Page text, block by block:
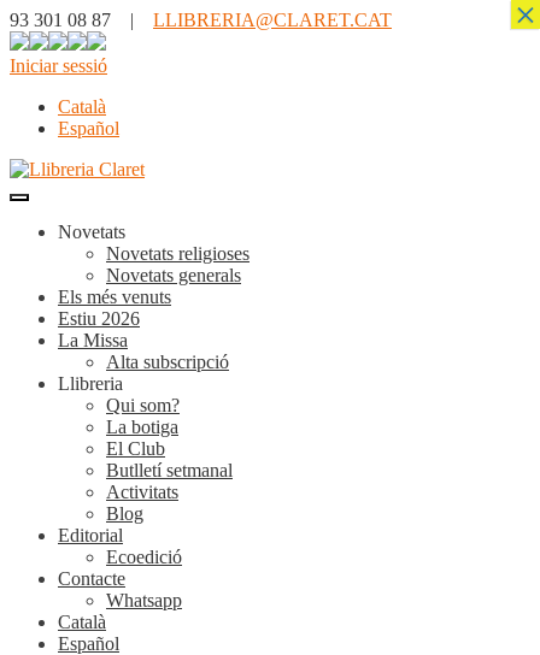
93 301 08 87 | LLIBRERIA@CLARET.CAT
Iniciar sessió
Català
Español
Novetats
Novetats religioses
Novetats generals
Els més venuts
Estiu 2026
La Missa
Alta subscripció
Llibreria
Qui som?
La botiga
El Club
Butlletí setmanal
Activitats
Blog
Editorial
Ecoedició
Contacte
Whatsapp
Català
Español
×